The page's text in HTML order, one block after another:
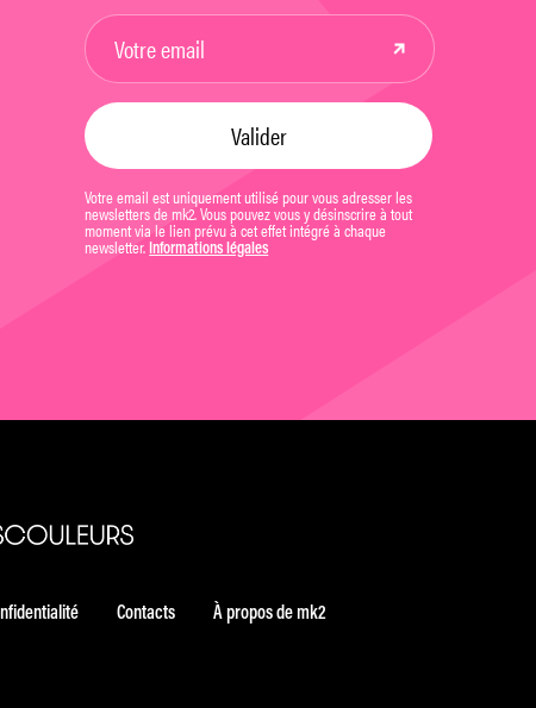
Votre email est uniquement utilisé pour vous adresser les
newsletters de mk2. Vous pouvez vous y désinscrire à tout
moment via le lien prévu à cet effet intégré à chaque
newsletter. Informations légales
Contacts À propos de mk2